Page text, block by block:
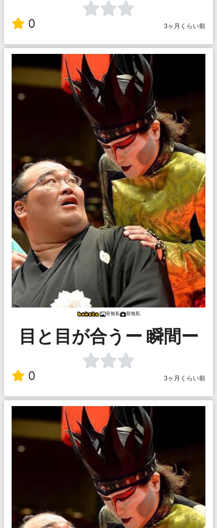
0 3ヶ月くらい前
骨無私 骨無私
目と目が合うー 瞬間ー
0 3ヶ月くらい前